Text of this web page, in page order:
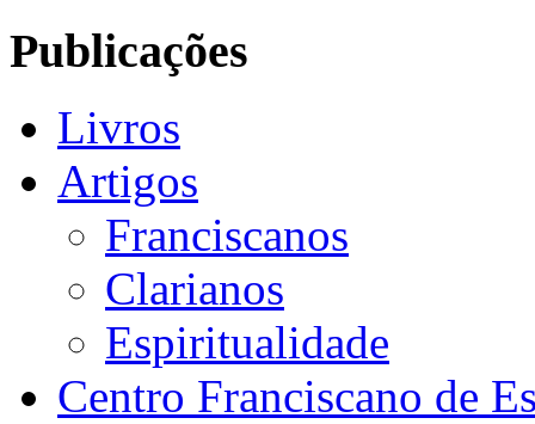
Publicações
Livros
Artigos
Franciscanos
Clarianos
Espiritualidade
Centro Franciscano de